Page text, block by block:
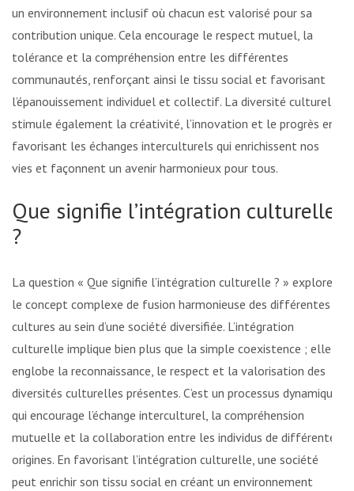
un environnement inclusif où chacun est valorisé pour sa
contribution unique. Cela encourage le respect mutuel, la
tolérance et la compréhension entre les différentes
communautés, renforçant ainsi le tissu social et favorisant
l’épanouissement individuel et collectif. La diversité culturelle
stimule également la créativité, l’innovation et le progrès en
favorisant les échanges interculturels qui enrichissent nos
vies et façonnent un avenir harmonieux pour tous.
Que signifie l’intégration culturelle
?
La question « Que signifie l’intégration culturelle ? » explore
le concept complexe de fusion harmonieuse des différentes
cultures au sein d’une société diversifiée. L’intégration
culturelle implique bien plus que la simple coexistence ; elle
englobe la reconnaissance, le respect et la valorisation des
diversités culturelles présentes. C’est un processus dynamique
qui encourage l’échange interculturel, la compréhension
mutuelle et la collaboration entre les individus de différentes
origines. En favorisant l’intégration culturelle, une société
peut enrichir son tissu social en créant un environnement